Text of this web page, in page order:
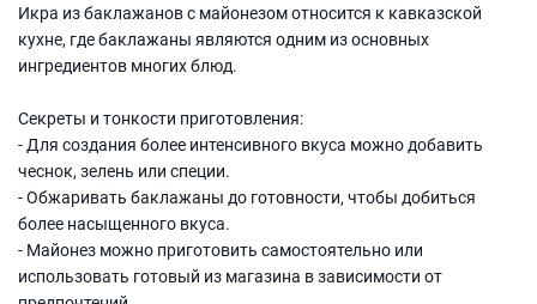
Икра из баклажанов с майонезом относится к кавказской
кухне, где баклажаны являются одним из основных
ингредиентов многих блюд.
Секреты и тонкости приготовления:
- Для создания более интенсивного вкуса можно добавить
чеснок, зелень или специи.
- Обжаривать баклажаны до готовности, чтобы добиться
более насыщенного вкуса.
- Майонез можно приготовить самостоятельно или
использовать готовый из магазина в зависимости от